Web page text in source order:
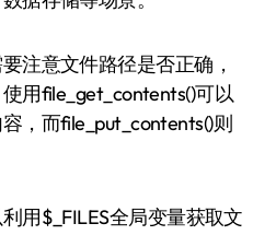
注意文件路径是否正确，
用file_get_contents()可以
，而file_put_contents()则
用$_FILES全局变量获取文